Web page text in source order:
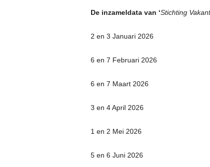
De inzameldata van ‘Stichting
2 en 3 Januari 2026
6 en 7 Februari 2026
6 en 7 Maart 2026
3 en 4 April 2026
1 en 2 Mei 2026
5 en 6 Juni 2026